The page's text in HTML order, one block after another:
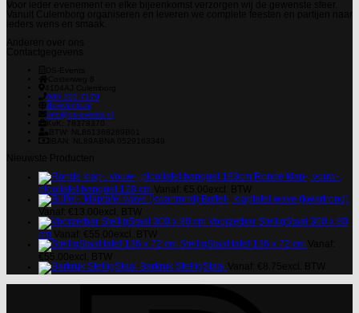
085 303 7179
ds-events.nl
info@ds-events.nl
Ronde klap-, vouw-,
plooitafel banquet 120 cm
Buffet-, klaptafel wave (kwartrond)
Voorzetbar StelligStaal 300 x 80
cm
StelligStaal tafel 136 x 72 cm
Barkruk StelligStaal